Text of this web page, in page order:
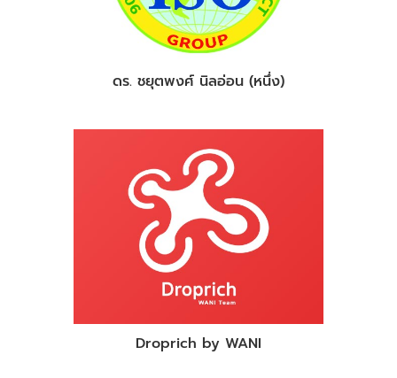
ดร. ชยุตพงศ์ นิลอ่อน (หนึ่ง)
Droprich by WANI